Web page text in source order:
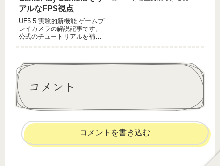
アルなFPS視点
UE5.5 実験的新機能 ゲームプ
レイカメラの解説記事です。
公式のチュートリアルを補足
用方法までみましょう。
コメント
コメントを書き込む